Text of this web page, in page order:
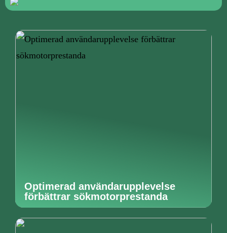
Optimerad användarupplevelse
förbättrar sökmotorprestanda